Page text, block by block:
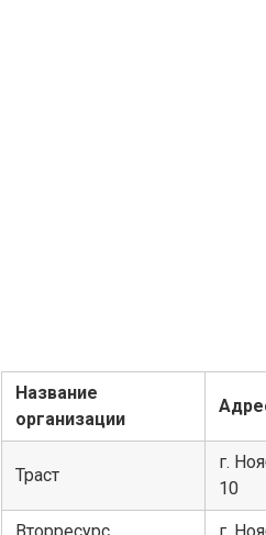
Название
организации
Траст
г.
10